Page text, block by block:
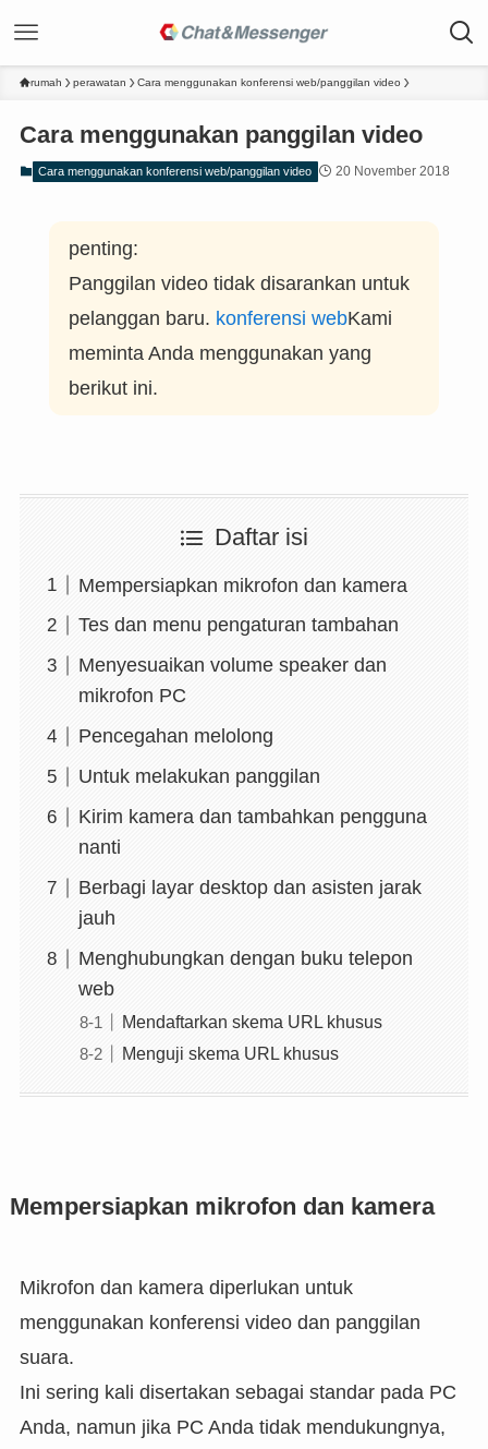
rumah perawatan Cara menggunakan konferensi web/panggilan video
Cara menggunakan panggilan video
Cara menggunakan konferensi web/panggilan video 20 November 2018
penting:
Panggilan video tidak disarankan untuk
pelanggan baru. konferensi webKami
meminta Anda menggunakan yang
berikut ini.
Daftar isi
Mempersiapkan mikrofon dan kamera
Tes dan menu pengaturan tambahan
Menyesuaikan volume speaker dan
mikrofon PC
Pencegahan melolong
Untuk melakukan panggilan
Kirim kamera dan tambahkan pengguna
nanti
Berbagi layar desktop dan asisten jarak
jauh
Menghubungkan dengan buku telepon
web
Mendaftarkan skema URL khusus
Menguji skema URL khusus
Mempersiapkan mikrofon dan kamera
Mikrofon dan kamera diperlukan untuk
menggunakan konferensi video dan panggilan
suara.
Ini sering kali disertakan sebagai standar pada PC
Anda, namun jika PC Anda tidak mendukungnya,